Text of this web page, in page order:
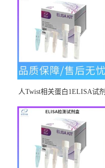
人Twist相关蛋白1ELISA试剂